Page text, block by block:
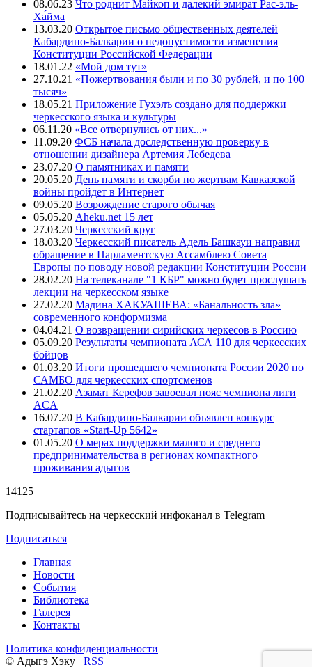
08.06.23 Что роднит Майкоп и далекий эмират Рас-эль-
Ха́йма
13.03.20 Открытое письмо общественных деятелей
Кабардино-Балкарии о недопустимости изменения
Конституции Российской Федерации
18.01.22 «Мой дом тут»
27.10.21 «Пожертвования были и по 30 рублей, и по 100
тысяч»
18.05.21 Приложение Гухэлъ создано для поддержки
черкесского языка и культуры
06.11.20 «Все отвернулись от них...»
11.09.20 ФСБ начала доследственную проверку в
отношении дизайнера Артемия Лебедева
23.07.20 О памятниках и памяти
20.05.20 День памяти и скорби по жертвам Кавказской
войны пройдет в Интернет
09.05.20 Возрождение старого обычая
05.05.20 Aheku.net 15 лет
27.03.20 Черкесский круг
18.03.20 Черкесский писатель Адель Башкауи направил
обращение в Парламентскую Ассамблею Совета
Европы по поводу новой редакции Конституции России
28.02.20 На телеканале "1 КБР" можно будет прослушать
лекции на черкесском языке
27.02.20 Мадина ХАКУАШЕВА: «Банальность зла»
современного конформизма
04.04.21 О возвращении сирийских черкесов в Россию
05.09.20 Результаты чемпионата АСА 110 для черкесских
бойцов
01.03.20 Итоги прошедшего чемпионата России 2020 по
САМБО для черкесских спортсменов
21.02.20 Азамат Керефов завоевал пояс чемпиона лиги
ACA
16.07.20 В Кабардино-Балкарии объявлен конкурс
стартапов «Start-Up 5642»
01.05.20 О мерах поддержки малого и среднего
предпринимательства в регионах компактного
проживания адыгов
14125
Подписывайтесь на черкесский инфоканал в Telegram
Подписаться
Главная
Новости
События
Библиотека
Галерея
Контакты
Политика конфиденциальности
© Адыгэ Хэку RSS